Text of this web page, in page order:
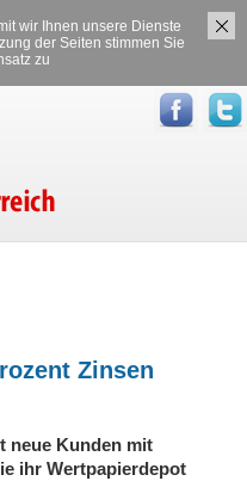
wir Ihnen unsere Dienste
der Seiten stimmen Sie
zu
Zinsen
neue Kunden mit
ihr Wertpapierdepot